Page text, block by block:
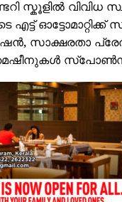
സ്കൂളിൽ
സാക്ഷരതാ
മെഷീനുകൾ